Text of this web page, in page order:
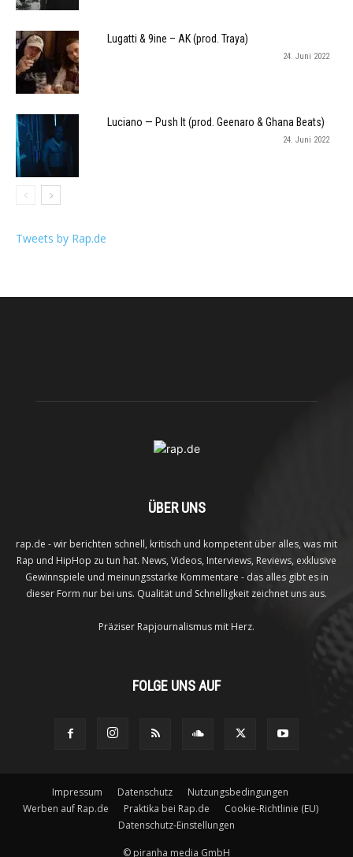
Lugatti & 9ine – AK (prod. Traya)
24. Juni 2022
Luciano — Push It (prod. Geenaro & Ghana Beats)
24. Juni 2022
Tweets by Rap.de
ÜBER UNS
rap.de - wir berichten schnell, kritisch und kompetent über alles, was mit
Rap und HipHop zu tun hat. News, Videos, Interviews, Reviews, exklusive
Gewinnspiele und meinungsstarke Kommentare - das alles gibt es in
dieser Form nur bei uns. Qualität und Schnelligkeit zeichnet uns aus.
Präziser Rapjournalismus mit Herz.
FOLGE UNS AUF
Impressum Datenschutz
Nutzungsbedingungen
Werben auf Rap.de
Praktika bei Rap.de
Cookie-Richtlinie (EU)
Datenschutz-Einstellungen
© piranha media GmbH